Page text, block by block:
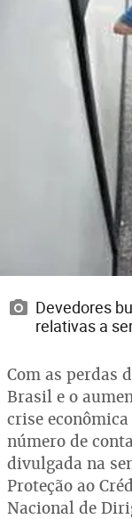
Devedores
relativas a
Com as perdas
Brasil e o
crise
número de
divulgada na
Proteção ao
Nacional de